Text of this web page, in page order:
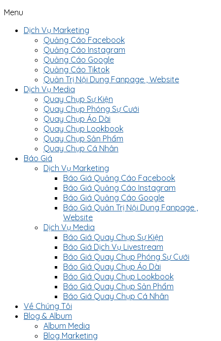
Menu
Dịch Vụ Marketing
Quảng Cáo Facebook
Quảng Cáo Instagram
Quảng Cáo Google
Quảng Cáo Tiktok
Quản Trị Nội Dung Fanpage , Website
Dịch Vụ Media
Quay Chụp Sự Kiện
Quay Chụp Phóng Sự Cưới
Quay Chụp Áo Dài
Quay Chụp Lookbook
Quay Chụp Sản Phẩm
Quay Chụp Cá Nhân
Báo Giá
Dịch Vụ Marketing
Báo Giá Quảng Cáo Facebook
Báo Giá Quảng Cáo Instagram
Báo Giá Quảng Cáo Google
Báo Giá Quản Trị Nội Dung Fanpage ,
Website
Dịch Vụ Media
Báo Giá Quay Chụp Sự Kiện
Báo Giá Dịch Vụ Livestream
Báo Giá Quay Chụp Phóng Sự Cưới
Báo Giá Quay Chụp Áo Dài
Báo Giá Quay Chụp Lookbook
Báo Giá Quay Chụp Sản Phẩm
Báo Giá Quay Chụp Cá Nhân
Về Chúng Tôi
Blog & Album
Album Media
Blog Marketing